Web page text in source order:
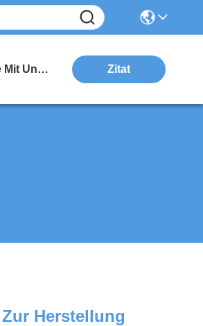
Treten Sie Mit Uns In Verbindung Zitat
Herstellung